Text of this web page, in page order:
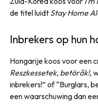
de titel luidt Stay Home
Inbrekers op hun
Hongarije koos voor een
Reszkessetek, betörők!,
inbrekers!” of “Burglars,
een waarschuwing dan